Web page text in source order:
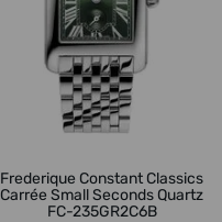
Frederique Constant Classics
Carrée Small Seconds Quartz
FC-235GR2C6B